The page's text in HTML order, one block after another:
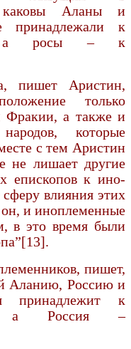
каковы Аланы и
принадлежали к
а росы – к
пишет Аристин,
только
Фракии, а также и
которые
с тем Аристин
не лишает другие
епископов к ино­
влияния этих
и ино­племенные
в это время были
пишет,
Аланию, Россию и
принадлежит к
а Россия –